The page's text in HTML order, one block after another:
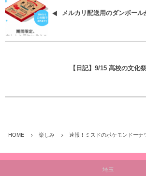
メルカリ配送用のダンボール
【日記】9/15 高校の文化
HOME 楽しみ 速報！ミスドのポケモンドーナ
埼玉